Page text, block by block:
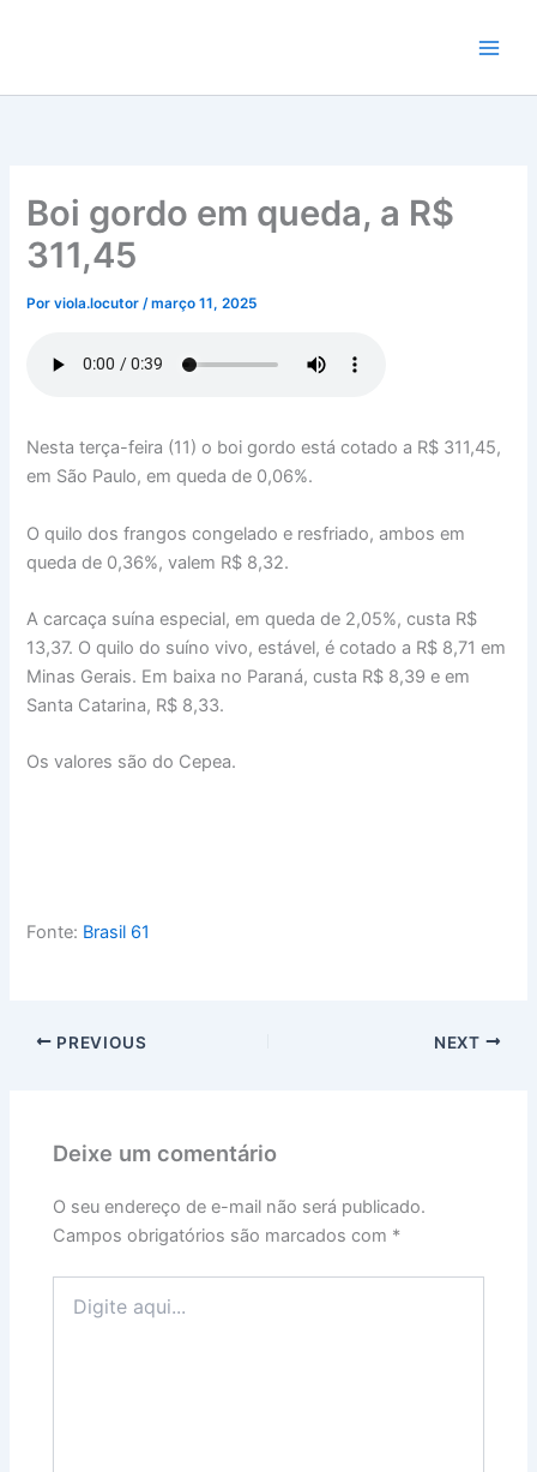
conteúdo
Boi gordo em queda, a R$
311,45
Porviola.locutor/março 11, 2025
Nesta terça-feira (11) o boi gordo está cotado a R$ 311,45,
em São Paulo, em queda de 0,06%.
O quilo dos frangos congelado e resfriado, ambos em
queda de 0,36%, valem R$ 8,32.
A carcaça suína especial, em queda de 2,05%, custa R$
13,37. O quilo do suíno vivo, estável, é cotado a R$ 8,71 em
Minas Gerais. Em baixa no Paraná, custa R$ 8,39 e em
Santa Catarina, R$ 8,33.
Os valores são do Cepea.
Fonte: Brasil 61
PREVIOUS NEXT
Deixe um comentário
O seu endereço de e-mail não será publicado.
Campos obrigatórios são marcados com *
aqui...